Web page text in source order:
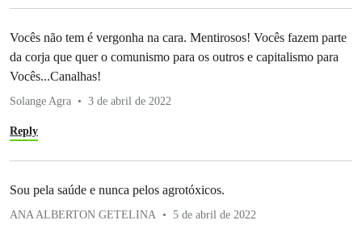
Vocês não tem é vergonha na cara. Mentirosos! Vocês fazem parte
da corja que quer o comunismo para os outros e capitalismo para
Vocês...Canalhas!
Solange Agra 3 de abril de 2022
Reply
Sou pela saúde e nunca pelos agrotóxicos.
ANA ALBERTON GETELINA 5 de abril de 2022